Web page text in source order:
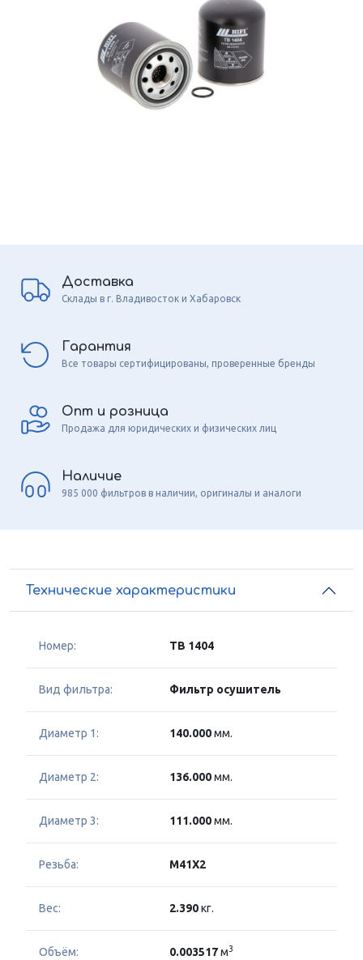
Доставка
Склады в г. Владивосток и Хабаровск
Гарантия
Все товары сертифицированы, проверенные бренды
Опт и розница
Продажа для юридических и физических лиц
Наличие
985 000 фильтров в наличии, оригиналы и аналоги
Технические характеристики
Номер: TB 1404
Вид фильтра: Фильтр осушитель
Диаметр 1: 140.000мм.
Диаметр 2: 136.000мм.
Диаметр 3: 111.000мм.
Резьба: M41X2
Вес: 2.390кг.
Объём: 0.003517м3